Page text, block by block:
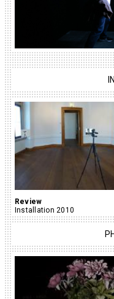
Review
Installation 2010